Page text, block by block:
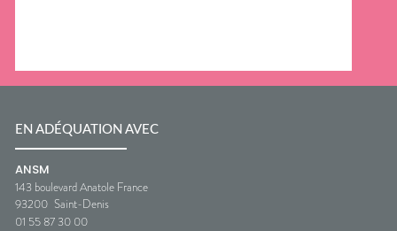
EN ADÉQUATION AVEC
ANSM
143 boulevard Anatole France
93200 Saint-Denis
01 55 87 30 00